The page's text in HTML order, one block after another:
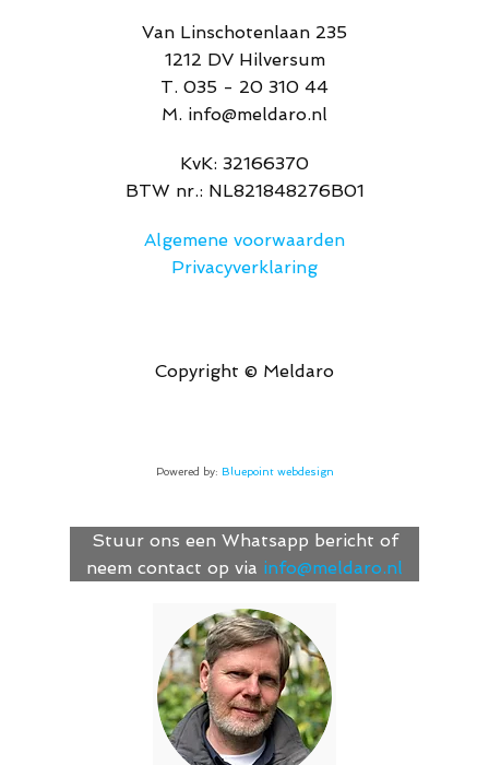
Copyright © Meldaro
Powered by: Bluepoint webdesign
Stuur ons een Whatsapp bericht of
neem contact op via info@meldaro.nl
Van Linschotenlaan 235
1212 DV Hilversum
T. 035 - 20 310 44
M. info@meldaro.nl
​KvK: 32166370​
BTW nr.: NL821848276B01
Algemene voorwaarden
Privacyverklaring